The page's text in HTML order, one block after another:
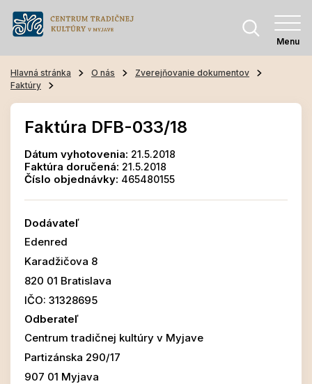
Menu
Hlavná stránka O nás
Zverejňovanie dokumentov
Faktúry
Faktúra DFB-033/18
Dátum vyhotovenia: 21.5.2018
Faktúra doručená: 21.5.2018
Číslo objednávky: 465480155
Dodávateľ
Edenred
Karadžičova 8
820 01 Bratislava
IČO: 31328695
Odberateľ
Centrum tradičnej kultúry v Myjave
Partizánska 290/17
907 01 Myjava